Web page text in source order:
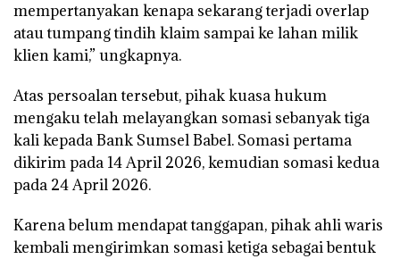
mempertanyakan kenapa sekarang terjadi overlap
atau tumpang tindih klaim sampai ke lahan milik
klien kami,” ungkapnya.
Atas persoalan tersebut, pihak kuasa hukum
mengaku telah melayangkan somasi sebanyak tiga
kali kepada Bank Sumsel Babel. Somasi pertama
dikirim pada 14 April 2026, kemudian somasi kedua
pada 24 April 2026.
Karena belum mendapat tanggapan, pihak ahli waris
kembali mengirimkan somasi ketiga sebagai bentuk